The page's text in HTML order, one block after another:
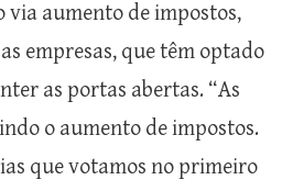
via aumento de impostos,
empresas, que têm optado
as portas abertas. “As
o aumento de impostos.
que votamos no primeiro